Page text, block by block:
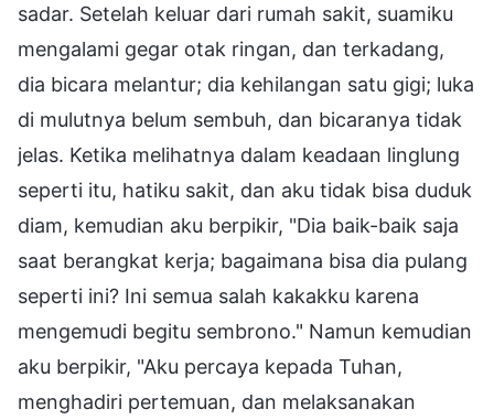
sadar. Setelah keluar dari rumah sakit, suamiku
mengalami gegar otak ringan, dan terkadang,
dia bicara melantur; dia kehilangan satu gigi; luka
di mulutnya belum sembuh, dan bicaranya tidak
jelas. Ketika melihatnya dalam keadaan linglung
seperti itu, hatiku sakit, dan aku tidak bisa duduk
diam, kemudian aku berpikir, "Dia baik-baik saja
saat berangkat kerja; bagaimana bisa dia pulang
seperti ini? Ini semua salah kakakku karena
mengemudi begitu sembrono." Namun kemudian
aku berpikir, "Aku percaya kepada Tuhan,
menghadiri pertemuan, dan melaksanakan